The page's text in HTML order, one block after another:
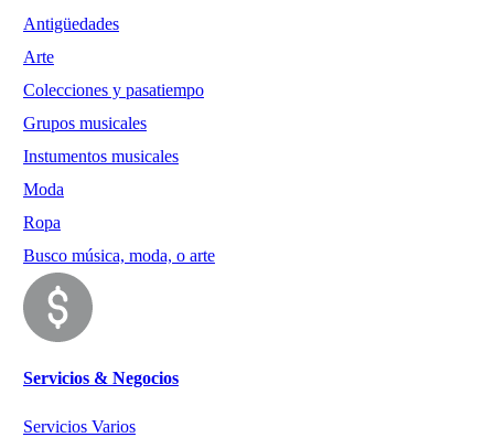
Antigüedades
Arte
Colecciones y pasatiempo
Grupos musicales
Instumentos musicales
Moda
Ropa
Busco música, moda, o arte
Servicios & Negocios
Servicios Varios